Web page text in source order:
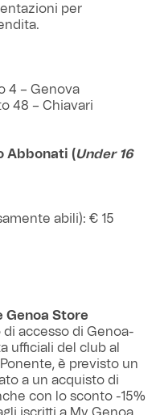
per
4 – Genova
48 – Chiavari
Abbonati (Under 16
abili): € 15
Genoa Store
accesso di Genoa-
ufficiali del club al
è previsto un
a un acquisto di
con lo sconto -15%
iscritti a My Genoa.